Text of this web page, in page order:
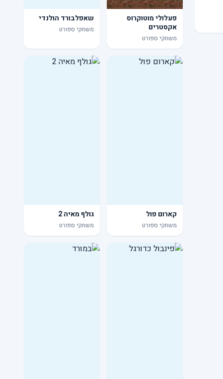
פעלולי מוטוקרוס
אקסטרים
משחקי ספורט
שאפלבורד הולנדי
משחקי ספורט
קארום פול
משחקי ספורט
גולף מאיה 2
משחקי ספורט